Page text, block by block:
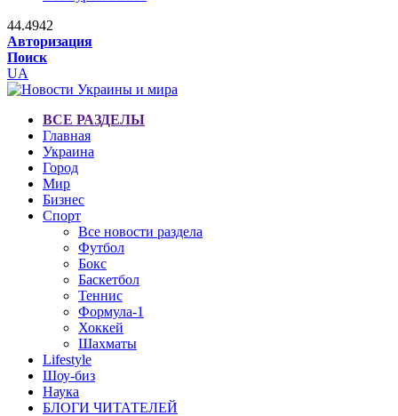
44.4942
Авторизация
Поиск
UA
ВСЕ РАЗДЕЛЫ
Главная
Украина
Город
Мир
Бизнес
Спорт
Все новости раздела
Футбол
Бокс
Баскетбол
Теннис
Формула-1
Хоккей
Шахматы
Lifestyle
Шоу-биз
Наука
БЛОГИ ЧИТАТЕЛЕЙ